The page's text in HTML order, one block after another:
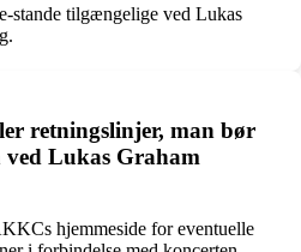
stande tilgængelige ved Lukas
retningslinjer, man bør
Lukas Graham
hjemmeside for eventuelle